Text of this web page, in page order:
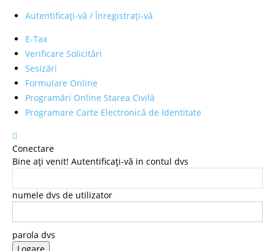
Autentificați-vă / Înregistrați-vă
E-Tax
Verificare Solicitări
Sesizări
Formulare Online
Programări Online Starea Civilă
Programare Carte Electronică de Identitate
Conectare
Bine ați venit! Autentificați-vă in contul dvs
numele dvs de utilizator
parola dvs